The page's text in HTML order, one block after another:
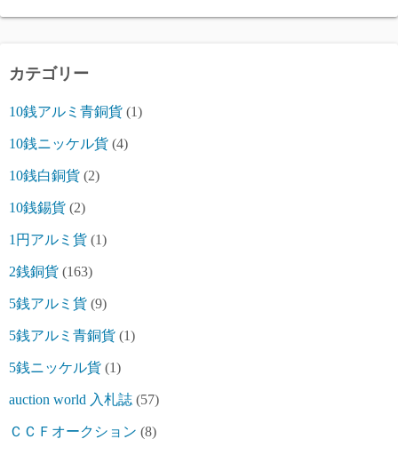
カテゴリー
10銭アルミ青銅貨 (1)
10銭ニッケル貨 (4)
10銭白銅貨 (2)
10銭錫貨 (2)
1円アルミ貨 (1)
2銭銅貨 (163)
5銭アルミ貨 (9)
5銭アルミ青銅貨 (1)
5銭ニッケル貨 (1)
auction world 入札誌 (57)
ＣＣＦオークション (8)